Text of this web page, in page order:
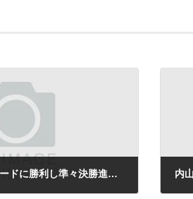
辻佳奈美17歳、第1シードに勝利し準々決勝進出／エジプト1万ドル大会